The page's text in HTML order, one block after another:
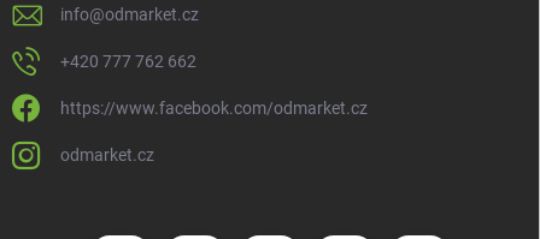
info@odmarket.cz
+420 777 762 662
https://www.facebook.com/odmarket.cz
odmarket.cz